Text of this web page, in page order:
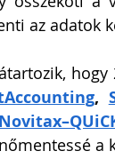
az adatok
,
a